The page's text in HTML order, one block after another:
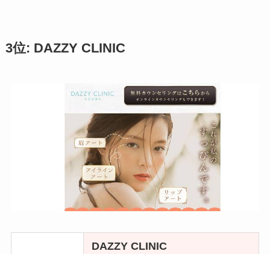
3位: DAZZY CLINIC
DAZZY CLINIC